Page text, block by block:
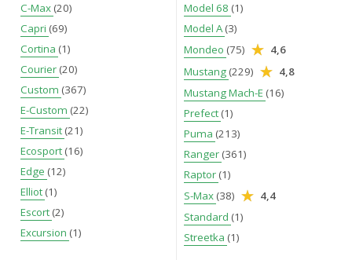
C-Max (20)
Capri (69)
Cortina (1)
Courier (20)
Custom (367)
E-Custom (22)
E-Transit (21)
Ecosport (16)
Edge (12)
Elliot (1)
Escort (2)
Excursion (1)
Model 68 (1)
Model A(3)
Mondeo (75)
4,6
Mustang (229)
4,8
Mustang Mach-E (16)
Prefect (1)
Puma (213)
Ranger (361)
Raptor (1)
S-Max (38)
4,4
Standard (1)
Streetka (1)